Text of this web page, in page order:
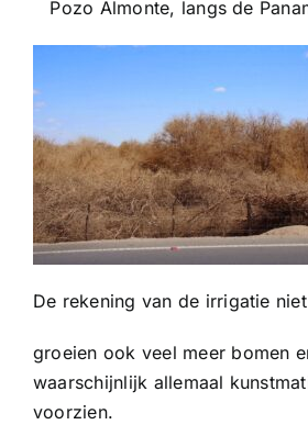
Pozo Almonte, langs de
De rekening van de irrigatie
groeien ook veel meer bomen
waarschijnlijk allemaal
voorzien.